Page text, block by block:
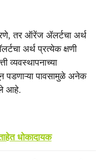
तर ऑरेंज ॲलर्टचा अर्थ
अर्थ प्रत्येक क्षणी
व्यवस्थापनाच्या
पडणाऱ्या पावसामुळे अनेक
आहे.
धोकादायक